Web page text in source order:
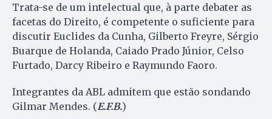
Trata-se de um intelectual que, à parte debater as
facetas do Direito, é competente o suficiente para
discutir Euclides da Cunha, Gilberto Freyre, Sérgio
Buarque de Holanda, Caiado Prado Júnior, Celso
Furtado, Darcy Ribeiro e Raymundo Faoro.
Integrantes da ABL admitem que estão sondando
Gilmar Mendes. (E.F.B.)